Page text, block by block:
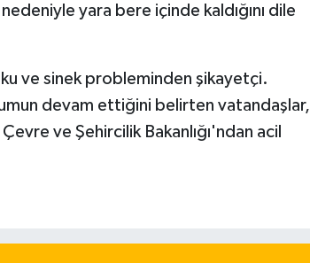
nedeniyle yara bere içinde kaldığını dile
ve sinek probleminden şikayetçi.
devam ettiğini belirten vatandaşlar,
ve Şehircilik Bakanlığı'ndan acil